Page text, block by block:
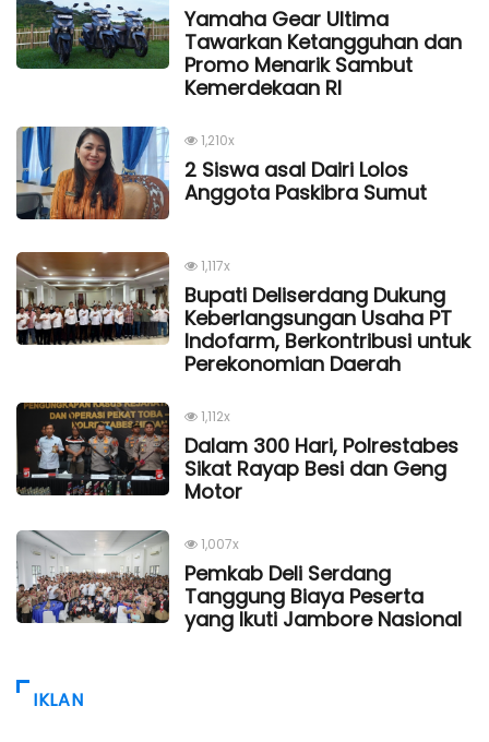
Yamaha Gear Ultima
Tawarkan Ketangguhan dan
Promo Menarik Sambut
Kemerdekaan Rl
1,210x
2 Siswa asal Dairi Lolos
Anggota Paskibra Sumut
1,117x
Bupati Deliserdang Dukung
Keberlangsungan Usaha PT
Indofarm, Berkontribusi untuk
Perekonomian Daerah
1,112x
Dalam 300 Hari, Polrestabes
Sikat Rayap Besi dan Geng
Motor
1,007x
Pemkab Deli Serdang
Tanggung Biaya Peserta
yang Ikuti Jambore Nasional
IKLAN